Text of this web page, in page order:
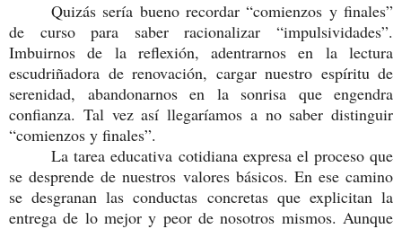
Quizás sería bueno recordar “comienzos y finales”
de curso para saber racionalizar “impulsividades”.
Imbuirnos de la reflexión, adentrarnos en la lectura
escudriñadora de renovación, cargar nuestro espíritu de
serenidad, abandonarnos en la sonrisa que engendra
confianza. Tal vez así llegaríamos a no saber distinguir
“comienzos y finales”.
La tarea educativa cotidiana expresa el proceso que
se desprende de nuestros valores básicos. En ese camino
se desgranan las conductas concretas que explicitan la
entrega de lo mejor y peor de nosotros mismos. Aunque